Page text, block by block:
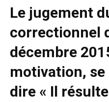
Le jugement
correctionnel
décembre
motivation,
dire « Il